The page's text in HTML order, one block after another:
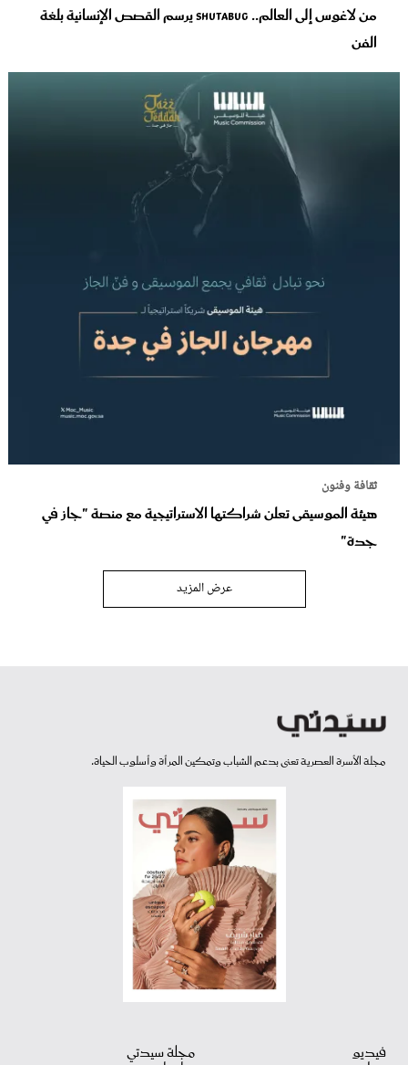
من لاغوس إلى العالم.. Shutabug يرسم القصص الإنسانية بلغة
الفن
ثقافة وفنون
هيئة الموسيقى تعلن شراكتها الاستراتيجية مع منصة "جاز في
جدة"
عرض المزيد
مجلة الأسرة العصرية تعنى بدعم الشباب وتمكين المرأة وأسلوب الحياة.
فيديو مجلة سيدتي